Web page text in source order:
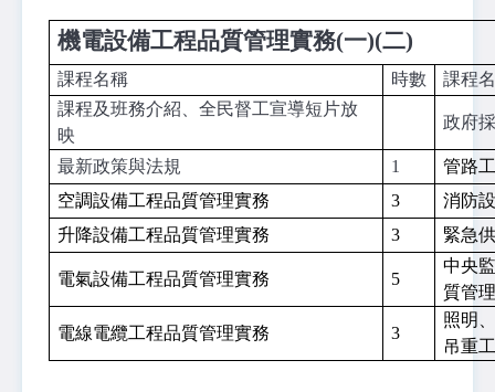
機電設備工程品質管理實務(一)(二)
課程名稱 時數
課程
課程及班務介紹、全民督工宣導短片放
映
政府
最新政策與法規 1
管路
空調設備工程品質管理實務
3
消防
升降設備工程品質管理實務
3 緊急
電氣設備工程品質管理實務 5
中央
質管
電線電纜工程品質管理實務 3
照明
吊重